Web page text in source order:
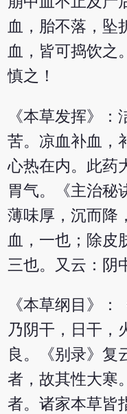
血，胎不落，坠
血，皆可捣饮之
慎之！
《本草发挥》
苦。凉血补血，
心热在内。此药
胃气。《主治秘
薄味厚，沉而降
血，一也；除皮
三也。又云：阴
《本草纲目》：
乃阴干，日干，
良。《别录》复
者，故其性大寒
者。诸家本草皆